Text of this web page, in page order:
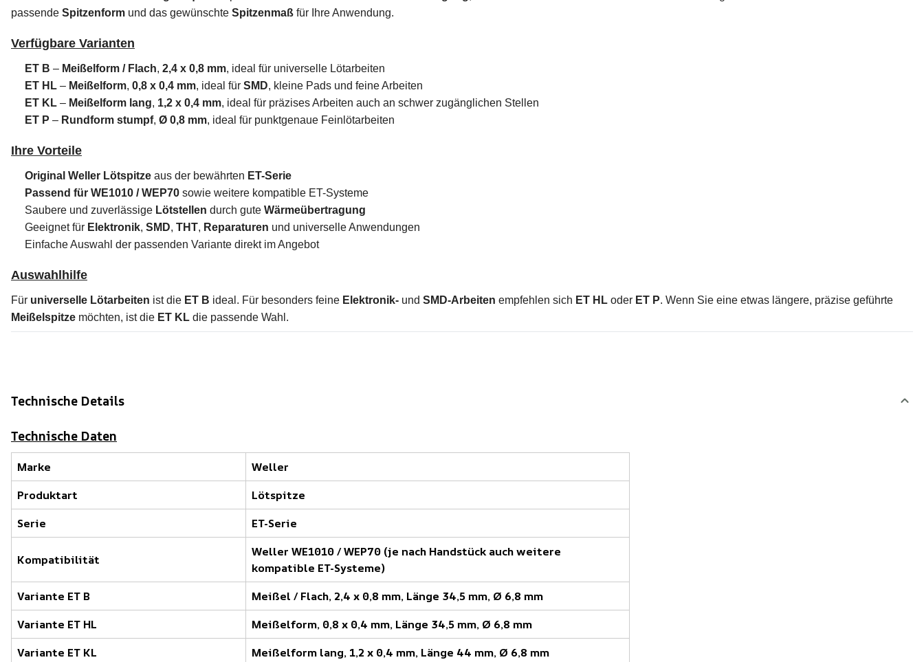
passende Spitzenform und das gewünschte Spitzenmaß für Ihre Anwendung.
Verfügbare Varianten
ET B – Meißelform / Flach, 2,4 x 0,8 mm, ideal für universelle Lötarbeiten
ET HL – Meißelform, 0,8 x 0,4 mm, ideal für SMD, kleine Pads und feine Arbeiten
ET KL – Meißelform lang, 1,2 x 0,4 mm, ideal für präzises Arbeiten auch an schwer zugänglichen Stellen
ET P – Rundform stumpf, Ø 0,8 mm, ideal für punktgenaue Feinlötarbeiten
Ihre Vorteile
Original Weller Lötspitze aus der bewährten ET-Serie
Passend für WE1010 / WEP70 sowie weitere kompatible ET-Systeme
Saubere und zuverlässige Lötstellen durch gute Wärmeübertragung
Geeignet für Elektronik, SMD, THT, Reparaturen und universelle Anwendungen
Einfache Auswahl der passenden Variante direkt im Angebot
Auswahlhilfe
Für universelle Lötarbeiten ist die ET B ideal. Für besonders feine Elektronik- und SMD-Arbeiten empfehlen sich ET HL oder ET P. Wenn Sie eine etwas längere, präzise geführte
Meißelspitze möchten, ist die ET KL die passende Wahl.
Technische Details
Technische Daten
Marke
Weller
Produktart
Lötspitze
Serie
ET-Serie
Kompatibilität
Weller WE1010 / WEP70 (je nach Handstück auch weitere
kompatible ET-Systeme)
Variante ET B
Meißel / Flach, 2,4 x 0,8 mm, Länge 34,5 mm, Ø 6,8 mm
Variante ET HL
Meißelform, 0,8 x 0,4 mm, Länge 34,5 mm, Ø 6,8 mm
Variante ET KL
Meißelform lang, 1,2 x 0,4 mm, Länge 44 mm, Ø 6,8 mm